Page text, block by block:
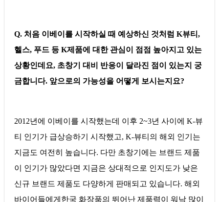
Q. 처음 이베이를 시작하실 때 예상하신 것처럼 K뷰티,
헬스, 푸드 등 K제품에 대한 관심이 점점 높아지고 있는
상황인데요, 초창기 대비 반응이 달라진 점이 있는지 궁
금합니다. 앞으로의 가능성을 어떻게 보시는지요?
2012년에 이베이를 시작했는데 이후 2~3년 사이에 K-뷰
티 인기가 급상승하기 시작했고, K-뷰티의 해외 인기는
지금도 여전히 높습니다. 다만 초창기에는 브랜드 제품
이 인기가 많았다면 지금은 상대적으로 인지도가 낮은
신규 브랜드 제품도 다양하게 판매되고 있습니다. 해외
바이어들에게한국 화장품의 뛰어난 제품력이 워낙 많이